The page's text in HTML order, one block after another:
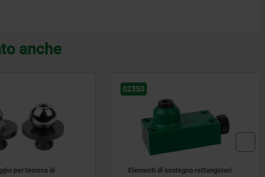
anche
rettangolari
02210
Testa a sfera, piastra di centraggio,